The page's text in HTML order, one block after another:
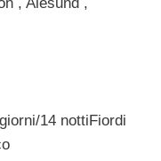
14 nottiFiordi